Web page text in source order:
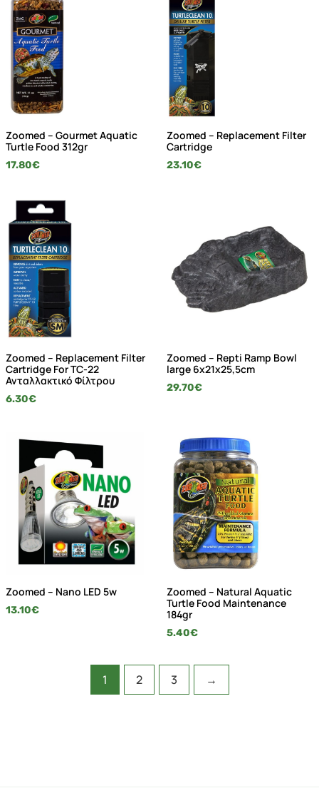
Zoomed – Gourmet Aquatic
Turtle Food 312gr
17.80€
Zoomed – Replacement Filter
Cartridge
23.10€
Zoomed – Replacement Filter
Cartridge For TC-22
Ανταλλακτικό Φίλτρου
6.30€
Zoomed – Repti Ramp Bowl
large 6x21x25,5cm
29.70€
Zoomed – Nano LED 5w
13.10€
Zoomed – Natural Aquatic
Turtle Food Maintenance
184gr
5.40€
1 2 3 →